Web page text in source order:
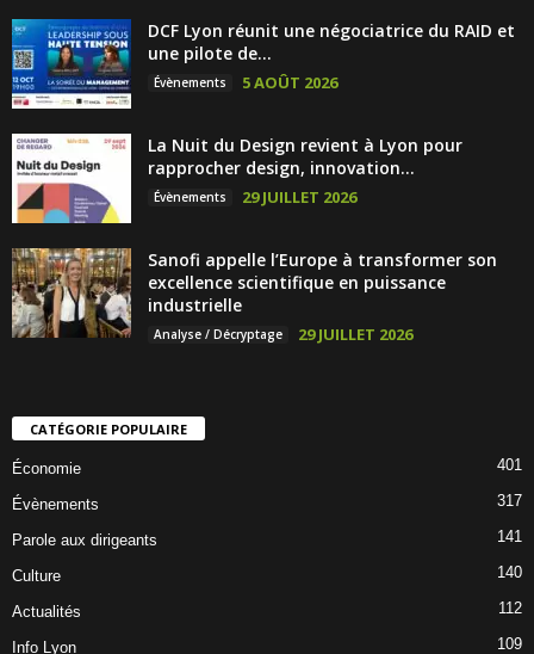
DCF Lyon réunit une négociatrice du RAID et
une pilote de...
Évènements 5 AOÛT 2026
La Nuit du Design revient à Lyon pour
rapprocher design, innovation...
Évènements 29 JUILLET 2026
Sanofi appelle l’Europe à transformer son
excellence scientifique en puissance
industrielle
Analyse / Décryptage 29 JUILLET 2026
CATÉGORIE POPULAIRE
Économie 401
Évènements 317
Parole aux dirigeants 141
Culture 140
Actualités 112
Info Lyon 109